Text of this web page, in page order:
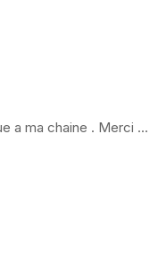
a ma chaine . Merci ...